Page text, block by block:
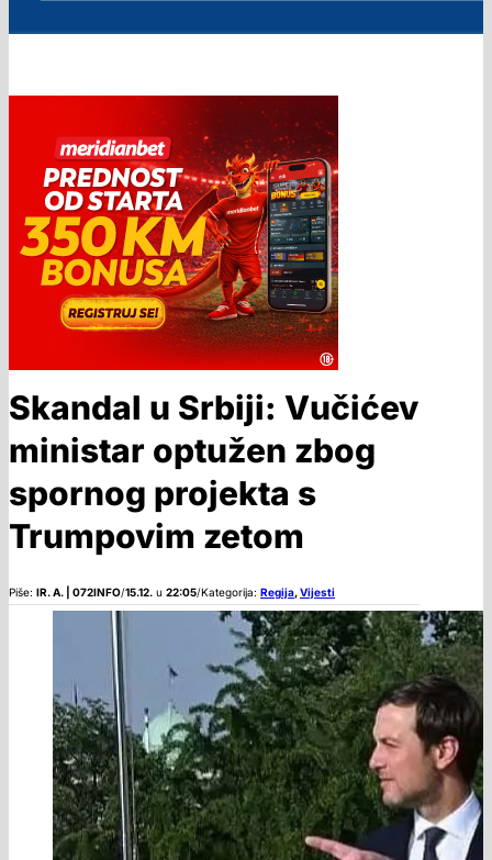
Skandal u Srbiji: Vučićev
ministar optužen zbog
spornog projekta s
Trumpovim zetom
Piše: IR. A. | 072INFO/15.12. u 22:05/Kategorija: Regija,Vijesti